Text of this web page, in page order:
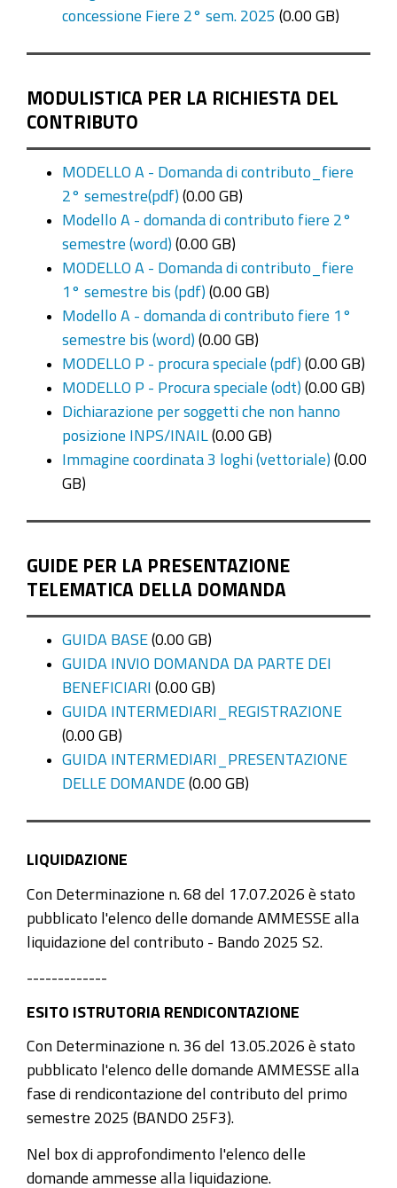
concessione Fiere 2° sem. 2025 (0.00 GB)
MODULISTICA PER LA RICHIESTA DEL
CONTRIBUTO
MODELLO A - Domanda di contributo_fiere
2° semestre(pdf) (0.00 GB)
Modello A - domanda di contributo fiere 2°
semestre (word) (0.00 GB)
MODELLO A - Domanda di contributo_fiere
1° semestre bis (pdf) (0.00 GB)
Modello A - domanda di contributo fiere 1°
semestre bis (word) (0.00 GB)
MODELLO P - procura speciale (pdf) (0.00 GB)
MODELLO P - Procura speciale (odt) (0.00 GB)
Dichiarazione per soggetti che non hanno
posizione INPS/INAIL (0.00 GB)
Immagine coordinata 3 loghi (vettoriale) (0.00
GB)
GUIDE PER LA PRESENTAZIONE
TELEMATICA DELLA DOMANDA
GUIDA BASE (0.00 GB)
GUIDA INVIO DOMANDA DA PARTE DEI
BENEFICIARI (0.00 GB)
GUIDA INTERMEDIARI_REGISTRAZIONE
(0.00 GB)
GUIDA INTERMEDIARI_PRESENTAZIONE
DELLE DOMANDE (0.00 GB)
LIQUIDAZIONE
Con Determinazione n. 68 del 17.07.2026 è stato
pubblicato l'elenco delle domande AMMESSE alla
liquidazione del contributo - Bando 2025 S2.
-------------
ESITO ISTRUTORIA RENDICONTAZIONE
Con Determinazione n. 36 del 13.05.2026 è stato
pubblicato l'elenco delle domande AMMESSE alla
fase di rendicontazione del contributo del primo
semestre 2025 (BANDO 25F3).
Nel box di approfondimento l'elenco delle
domande ammesse alla liquidazione.